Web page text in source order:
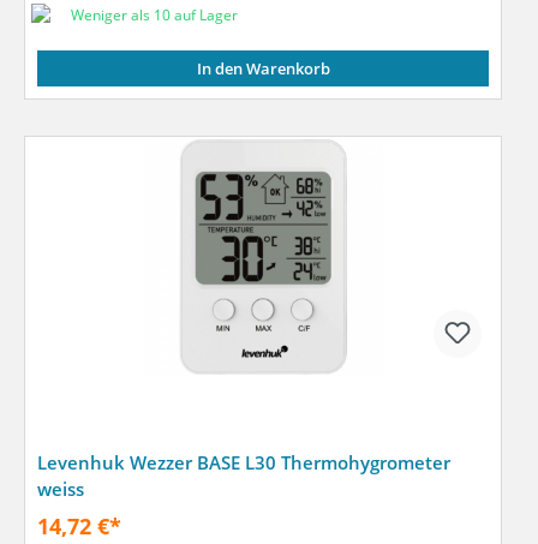
Weniger als 10 auf Lager
In den Warenkorb
Levenhuk Wezzer BASE L30 Thermohygrometer
weiss
14,72 €*